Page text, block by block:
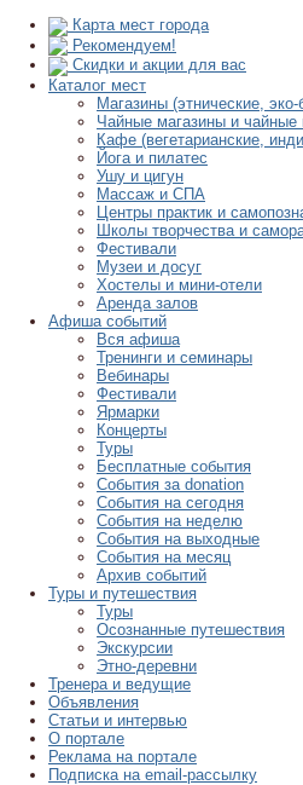
Карта мест города
Рекомендуем!
Скидки и акции для вас
Каталог мест
Магазины (этнические,
Чайные магазины и чайные
Кафе (вегетарианские,
Йога и пилатес
Ушу и цигун
Массаж и СПА
Центры практик и
Школы творчества и
Фестивали
Музеи и досуг
Хостелы и мини-отели
Аренда залов
Афиша событий
Вся афиша
Тренинги и семинары
Вебинары
Фестивали
Ярмарки
Концерты
Туры
Бесплатные события
События за donation
События на сегодня
События на неделю
События на выходные
События на месяц
Архив событий
Туры и путешествия
Туры
Осознанные путешествия
Экскурсии
Этно-деревни
Тренера и ведущие
Объявления
Статьи и интервью
О портале
Реклама на портале
Подписка на email-рассылку